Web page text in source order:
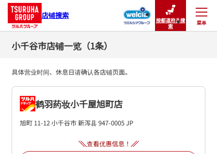
店铺搜索
按都道府县搜
索
菜单
关闭
小千谷市店铺一览（1条）
具体营业时间、休息日请确认各店铺页面。
鹤羽药妆小千屋旭町店
旭町 11-12小千谷市新泻县947-0005JP
查看优惠信息！